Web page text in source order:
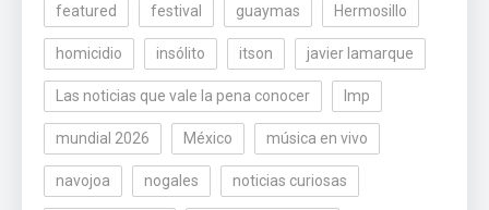
featured festival guaymas Hermosillo
homicidio insólito itson javier lamarque
Las noticias que vale la pena conocer lmp
mundial 2026 México música en vivo
navojoa nogales noticias curiosas